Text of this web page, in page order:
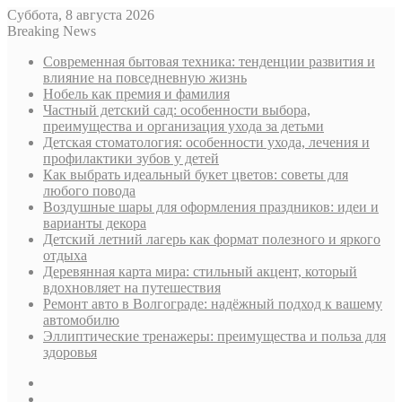
Суббота, 8 августа 2026
Breaking News
Современная бытовая техника: тенденции развития и
влияние на повседневную жизнь
Нобель как премия и фамилия
Частный детский сад: особенности выбора,
преимущества и организация ухода за детьми
Детская стоматология: особенности ухода, лечения и
профилактики зубов у детей
Как выбрать идеальный букет цветов: советы для
любого повода
Воздушные шары для оформления праздников: идеи и
варианты декора
Детский летний лагерь как формат полезного и яркого
отдыха
Деревянная карта мира: стильный акцент, который
вдохновляет на путешествия
Ремонт авто в Волгограде: надёжный подход к вашему
автомобилю
Эллиптические тренажеры: преимущества и польза для
здоровья